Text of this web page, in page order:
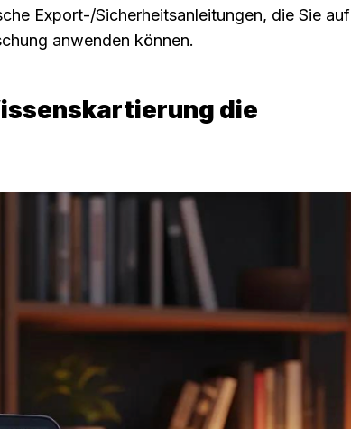
Export-/Sicherheitsanleitungen, die Sie auf
anwenden können.
die